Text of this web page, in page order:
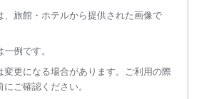
、旅館・ホテルから提供された画像で
例です。
変更になる場合があります。ご利用の際
ご確認ください。